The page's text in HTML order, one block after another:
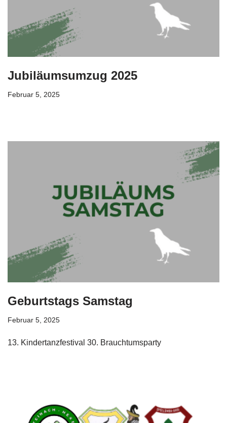
Jubiläumsumzug 2025
Februar 5, 2025
Geburtstags Samstag
Februar 5, 2025
13. Kindertanzfestival 30. Brauchtumsparty